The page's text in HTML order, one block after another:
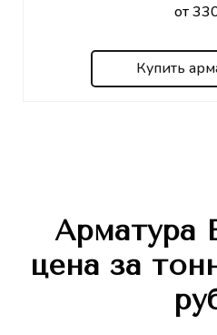
от
Купить
Арматура
цена за